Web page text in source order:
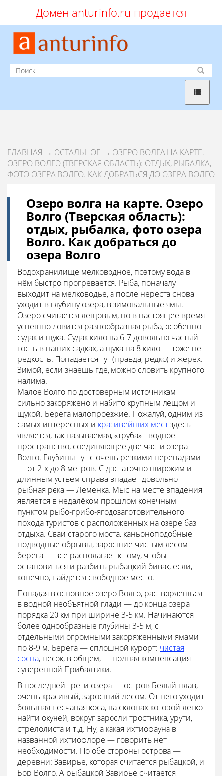
Домен anturinfo.ru продается
ГЛАВНАЯ → ОСТАЛЬНОЕ → ОЗЕРО ВОЛГА НА КАРТЕ.
ОЗЕРО ВОЛГО (ТВЕРСКАЯ ОБЛАСТЬ): ОТДЫХ, РЫБАЛКА,
ФОТО ОЗЕРА ВОЛГО. КАК ДОБРАТЬСЯ ДО ОЗЕРА ВОЛГО
Озеро волга на карте. Озеро
Волго (Тверская область):
отдых, рыбалка, фото озера
Волго. Как добраться до
озера Волго
Водохранилище мелководное, поэтому вода в
нём быстро прогревается. Рыба, поначалу
выходит на мелководье, а после нереста снова
уходит в глубину озера, в зимовальные ямы.
Озеро считается лещовым, но в настоящее время
успешно ловится разнообразная рыба, особенно
судак и щука. Судак кило на 6-7 довольно частый
гость в наших садках, а щука на 8 кило — тоже не
редкость. Попадается тут (правда, редко) и жерех.
Зимой, если знаешь где, можно словить крупного
налима.
Малое Волго по достоверным источникам
сильно закоряжено и набито крупным лещом и
щукой. Берега малопроезжие. Пожалуй, одним из
самых интересных и красивейших местздесь
является, так называемая, «труба» - водное
пространство, соединяющее две части озера
Волго. Глубины тут с очень резкими перепадами
— от 2-х до 8 метров. С достаточно широким и
длинным устьем справа впадает довольно
рыбная река — Леменка. Мыс на месте впадения
является в недалёком прошлом конечным
пунктом рыбо-грибо-ягодозаготовительного
похода туристов с расположенных на озере баз
отдыха. Сваи старого моста, каньоноподобные
подводные обрывы, заросшие чистым лесом
берега — всё располагает к тому, чтобы
остановиться и разбить рыбацкий бивак, если,
конечно, найдётся свободное место.
Попадая в основное озеро Волго, растворяешься
в водной необъятной глади — до конца озера
порядка 20 км при ширине 3-5 км. Начинаются
более однообразные глубины 3-5 м, с
отдельными огромными закоряженными ямами
по 8-9 м. Берега — сплошной курорт: чистая
сосна, песок, в общем, — полная компенсация
суверенной Прибалтики.
В последней трети озера — остров Белый плав,
очень красивый, заросший лесом. От него уходит
большая песчаная коса, на склонах которой легко
найти окуней, вокруг заросли тростника, урути,
стрелолиста и т.д. Ну, а какая ихтиофауна в
названной ихтиофлоре — говорить нет
необходимости. По обе стороны острова —
деревни: Завирье, которая считается рыбацкой, и
Бор Волго. А рыбацкой Завирье считается